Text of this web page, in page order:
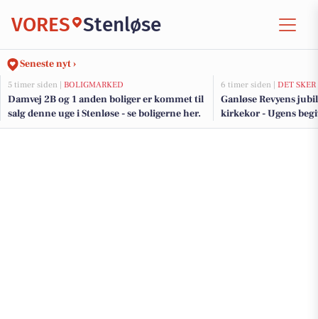
VORES Stenløse
Seneste nyt ›
5 timer siden | BOLIGMARKED
Damvej 2B og 1 anden boliger er kommet til
salg denne uge i Stenløse - se boligerne her.
6 timer siden | DET SKER
Ganløse Revyens
kirkekor - Ugens